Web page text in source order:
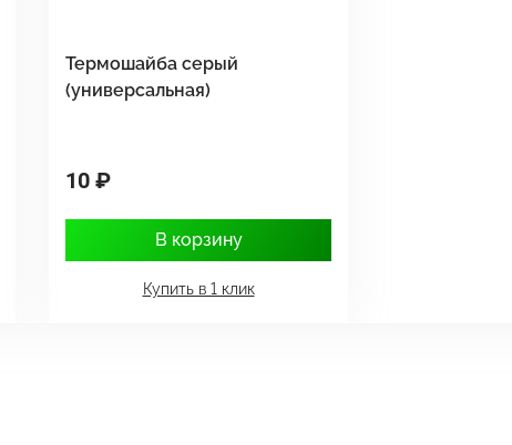
Термошайба серый
(универсальная)
10 ₽
В корзину
Купить в 1 клик